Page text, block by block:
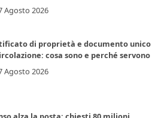
Agosto 2026
di proprietà e documento unico
cosa sono e perché servono
Agosto 2026